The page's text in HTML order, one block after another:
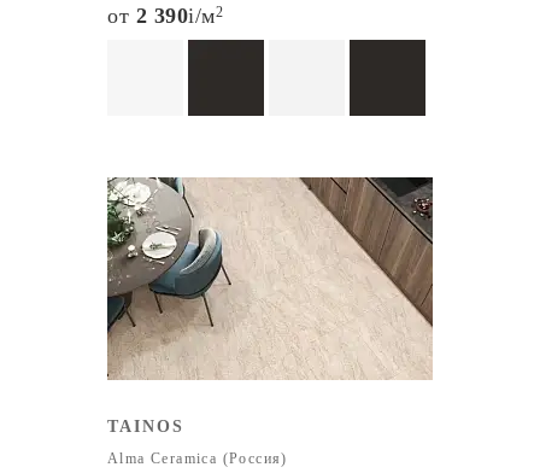
от 2 390i/м2
TAINOS
Alma Ceramica (Россия)